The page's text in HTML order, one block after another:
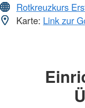
Rotkreuzkurs
Karte: Link zur